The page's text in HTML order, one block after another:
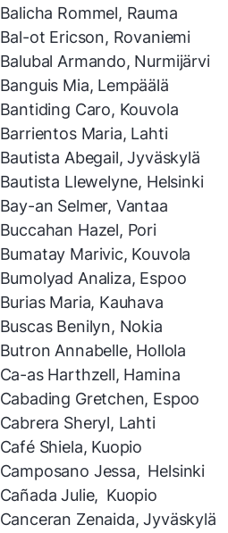
Balicha Rommel, Rauma
Bal-ot Ericson, Rovaniemi
Balubal Armando, Nurmijärvi
Banguis Mia, Lempäälä
Bantiding Caro, Kouvola
Barrientos Maria, Lahti
Bautista Abegail, Jyväskylä
Bautista Llewelyne, Helsinki
Bay-an Selmer, Vantaa
Buccahan Hazel, Pori
Bumatay Marivic, Kouvola
Bumolyad Analiza, Espoo
Burias Maria, Kauhava
Buscas Benilyn, Nokia
Butron Annabelle, Hollola
Ca-as Harthzell, Hamina
Cabading Gretchen, Espoo
Cabrera Sheryl, Lahti
Café Shiela, Kuopio
Camposano Jessa, Helsinki
Cañada Julie, Kuopio
Canceran Zenaida, Jyväskylä